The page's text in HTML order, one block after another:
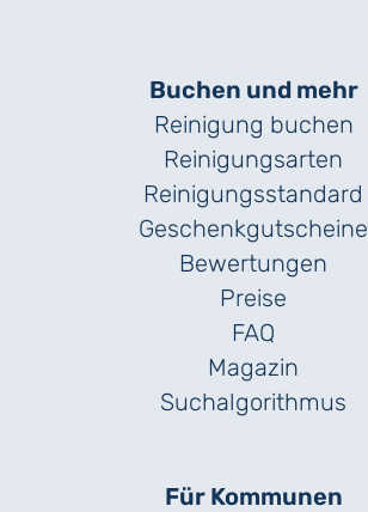
Buchen und mehr
Reinigung buchen
Reinigungsarten
Reinigungs­standard
Geschenk­gutscheine
Bewertungen
Preise
FAQ
Magazin
Suchalgorithmus
Für Kommunen